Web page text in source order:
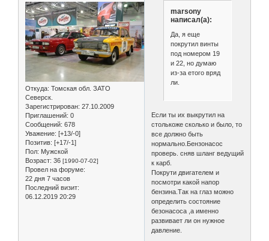
Откуда: Томская обл. ЗАТО
Северск.
Зарегистрирован: 27.10.2009
Приглашений: 0
Сообщений: 678
Уважение: [+13/-0]
Позитив: [+17/-1]
Пол: Мужской
Возраст: 36 [1990-07-02]
Провел на форуме:
22 дня 7 часов
Последний визит:
06.12.2019 20:29
marsony
написал(а):
Да, я еще
покрутил винты
под номером 19
и 22, но думаю
из-за етого вряд
ли.
Если ты их выкрутил на
столькоже сколько и было, то
все должно быть
нормально.Бензонасос
проверь. сняв шланг ведущий
к карб.
Покрути двигателем и
посмотри какой напор
бензина.Так на глаз можно
определить состояние
безонасоса ,а именно
развивает ли он нужное
давление.